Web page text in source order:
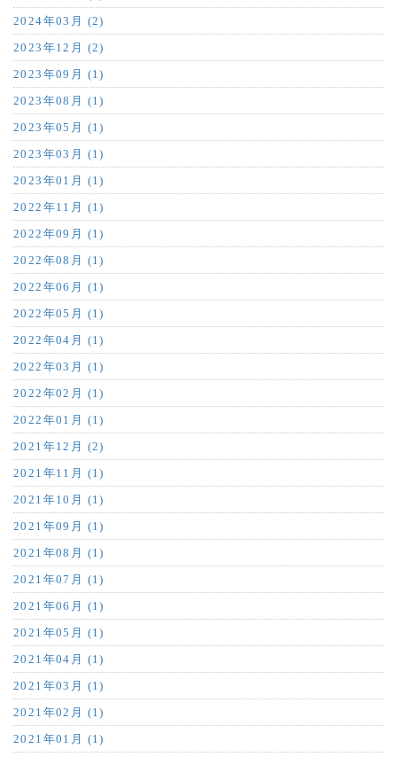
2024年03月 (2)
2023年12月 (2)
2023年09月 (1)
2023年08月 (1)
2023年05月 (1)
2023年03月 (1)
2023年01月 (1)
2022年11月 (1)
2022年09月 (1)
2022年08月 (1)
2022年06月 (1)
2022年05月 (1)
2022年04月 (1)
2022年03月 (1)
2022年02月 (1)
2022年01月 (1)
2021年12月 (2)
2021年11月 (1)
2021年10月 (1)
2021年09月 (1)
2021年08月 (1)
2021年07月 (1)
2021年06月 (1)
2021年05月 (1)
2021年04月 (1)
2021年03月 (1)
2021年02月 (1)
2021年01月 (1)